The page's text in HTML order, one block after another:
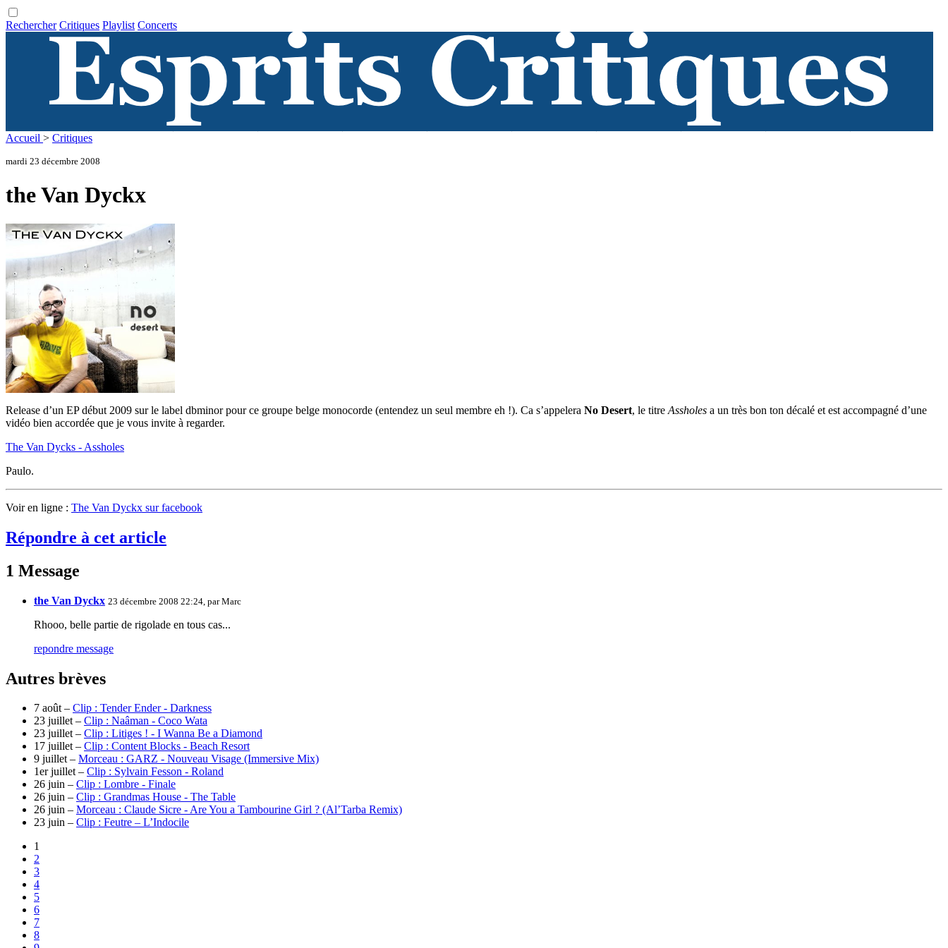
Rechercher Critiques Playlist Concerts
Accueil > Critiques
mardi 23 décembre 2008
the Van Dyckx
Release d’un EP début 2009 sur le label dbminor pour ce groupe belge monocorde (entendez un seul membre eh !). Ca s’appelera No Desert, le titre Assholes a un très bon ton décalé et est accompagné d’une
vidéo bien accordée que je vous invite à regarder.
The Van Dycks - Assholes
Paulo.
Voir en ligne : The Van Dyckx sur facebook
Répondre à cet article
1 Message
the Van Dyckx 23 décembre 2008 22:24, parMarc
Rhooo, belle partie de rigolade en tous cas...
repondre message
Autres brèves
7 août – Clip : Tender Ender - Darkness
23 juillet – Clip : Naâman - Coco Wata
23 juillet – Clip : Litiges ! - I Wanna Be a Diamond
17 juillet – Clip : Content Blocks - Beach Resort
9 juillet – Morceau : GARZ - Nouveau Visage (Immersive Mix)
1er juillet – Clip : Sylvain Fesson - Roland
26 juin – Clip : Lombre - Finale
26 juin – Clip : Grandmas House - The Table
26 juin – Morceau : Claude Sicre - Are You a Tambourine Girl ? (Al’Tarba Remix)
23 juin – Clip : Feutre – L’Indocile
1
2
3
4
5
6
7
8